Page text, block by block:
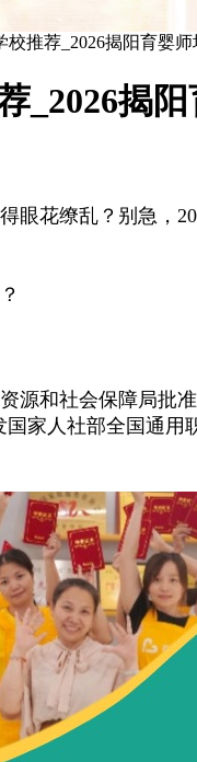
校推荐_2026揭阳育婴
_2026揭
花缭乱？别急，
和社会保障局批
家人社部全国通